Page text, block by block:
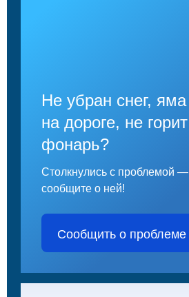
Не убран снег, яма
на дороге, не горит
фонарь?
Столкнулись с проблемой —
сообщите о ней!
Сообщить о проблеме